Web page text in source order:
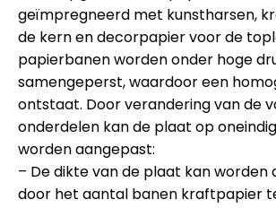
geïmpregneerd met kunstharsen,
de kern en decorpapier voor de
papierbanen worden onder hoge
samengeperst, waardoor een
ontstaat. Door verandering van de
onderdelen kan de plaat op
worden aangepast:
– De dikte van de plaat kan worden
door het aantal banen kraftpapier